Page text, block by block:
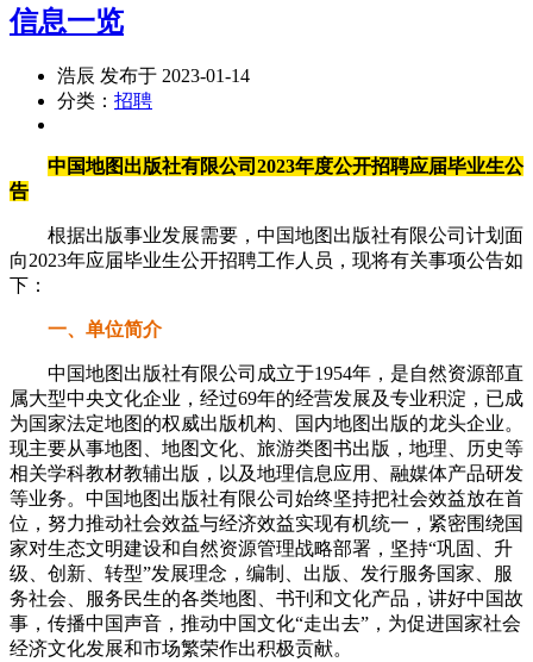
信息一览
浩辰 发布于 2023-01-14
分类： 招聘
中国地图出版社有限公司2023年度公开招聘应届毕业生公
告
根据出版事业发展需要，中国地图出版社有限公司计划面
向2023年应届毕业生公开招聘工作人员，现将有关事项公告如
下：
一、单位简介
中国地图出版社有限公司成立于1954年，是自然资源部直
属大型中央文化企业，经过69年的经营发展及专业积淀，已成
为国家法定地图的权威出版机构、国内地图出版的龙头企业。
现主要从事地图、地图文化、旅游类图书出版，地理、历史等
相关学科教材教辅出版，以及地理信息应用、融媒体产品研发
等业务。中国地图出版社有限公司始终坚持把社会效益放在首
位，努力推动社会效益与经济效益实现有机统一，紧密围绕国
家对生态文明建设和自然资源管理战略部署，坚持“巩固、升
级、创新、转型”发展理念，编制、出版、发行服务国家、服
务社会、服务民生的各类地图、书刊和文化产品，讲好中国故
事，传播中国声音，推动中国文化“走出去”，为促进国家社会
经济文化发展和市场繁荣作出积极贡献。